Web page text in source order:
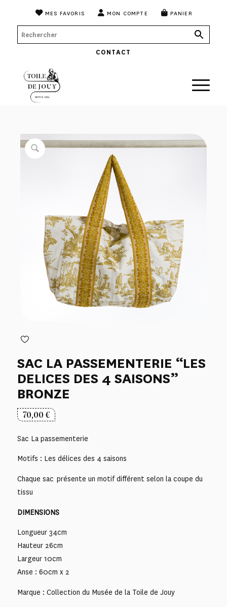
MES FAVORIS MON COMPTE PANIER
CONTACT
SAC LA PASSEMENTERIE “LES
DELICES DES 4 SAISONS”
BRONZE
70,00€
Sac La passementerie
Motifs : Les délices des 4 saisons
Chaque sac présente un motif différent selon la coupe du
tissu
DIMENSIONS
Longueur 34cm
Hauteur 26cm
Largeur 10cm
Anse : 60cm x 2
Marque : Collection du Musée de la Toile de Jouy